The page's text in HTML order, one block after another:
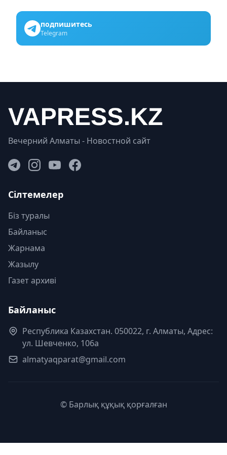
подпишитесь
Telegram
Вечерний Алматы - Новостной сайт
Сілтемелер
Біз туралы
Байланыс
Жарнама
Жазылу
Газет архиві
Байланыс
Республика Казахстан. 050022, г. Алматы, Адрес:
ул. Шевченко, 106а
almatyaqparat@gmail.com
© Барлық құқық қорғалған